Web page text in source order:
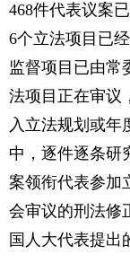
468件代表议案
6个立法项目已
监督项目已由常
法项目正在审议
入立法规划或年
中，逐件逐条研
案领衔代表参加
会审议的刑法修
国人大代表提出